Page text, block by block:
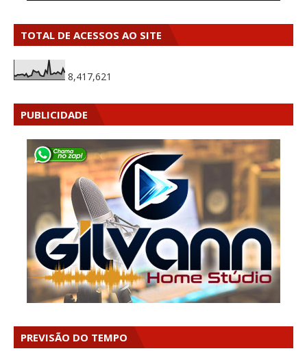
TOTAL DE ACESSOS AO SITE
8,417,621
PUBLICIDADE
PREVISÃO DO TEMPO